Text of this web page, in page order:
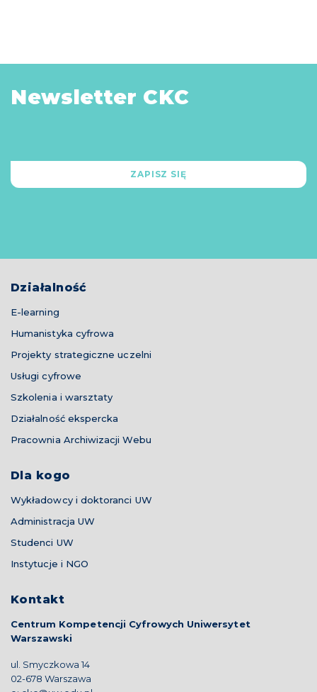
Działalność
E-learning
Humanistyka cyfrowa
Projekty strategiczne uczelni
Usługi cyfrowe
Szkolenia i warsztaty
Działalność ekspercka
Pracownia Archiwizacji Webu
Dla kogo
Wykładowcy i doktoranci UW
Administracja UW
Studenci UW
Instytucje i NGO
Kontakt
Centrum Kompetencji Cyfrowych Uniwersytet
Warszawski
ul. Smyczkowa 14
02-678 Warszawa
Newsletter CKC
ZAPISZ SIĘ